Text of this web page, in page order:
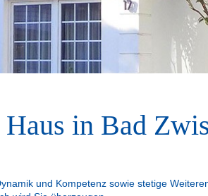
in Bad
und Kompetenz sowie stetige